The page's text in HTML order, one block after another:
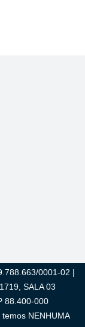
0001-02 |
SALA 03
88.400-000
NENHUMA